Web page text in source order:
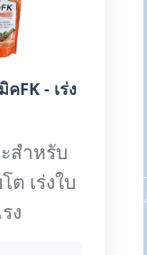
FK - เร่ง
สำหรับ
ต เร่งใบ
ง